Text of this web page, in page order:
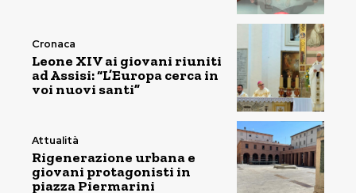
Cronaca
Leone XIV ai giovani riuniti
ad Assisi: “L’Europa cerca in
voi nuovi santi”
Attualità
Rigenerazione urbana e
giovani protagonisti in
piazza Piermarini